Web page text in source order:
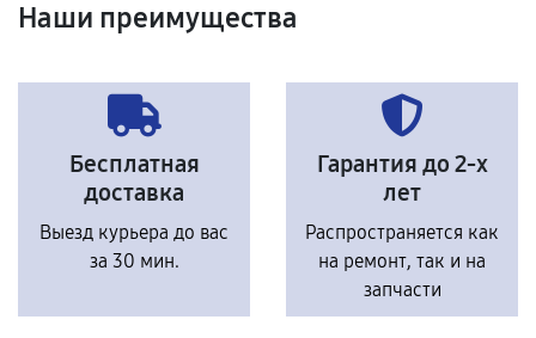
Наши преимущества
Бесплатная
доставка
Выезд курьера до вас
за 30 мин.
Гарантия до 2-х
лет
Распространяется как
на ремонт, так и на
запчасти